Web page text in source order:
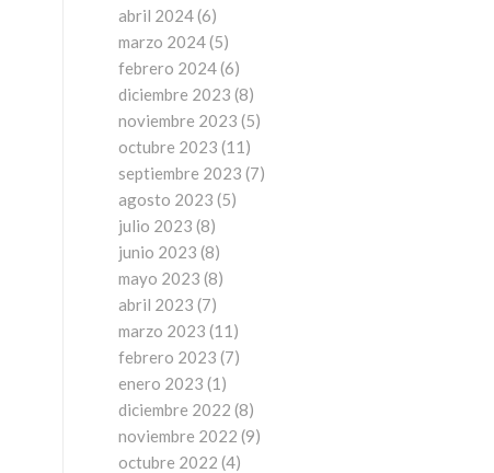
abril 2024(6)
marzo 2024(5)
febrero 2024(6)
diciembre 2023 (8)
noviembre 2023 (5)
octubre 2023 (11)
septiembre 2023 (7)
agosto 2023 (5)
julio 2023 (8)
junio 2023 (8)
mayo 2023 (8)
abril 2023 (7)
marzo 2023 (11)
febrero 2023 (7)
enero 2023 (1)
diciembre 2022 (8)
noviembre 2022 (9)
octubre 2022 (4)